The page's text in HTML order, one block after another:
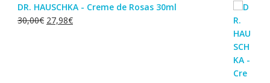
DR. HAUSCHKA - Creme de Rosas 30ml
30,00€ O
27,98€O